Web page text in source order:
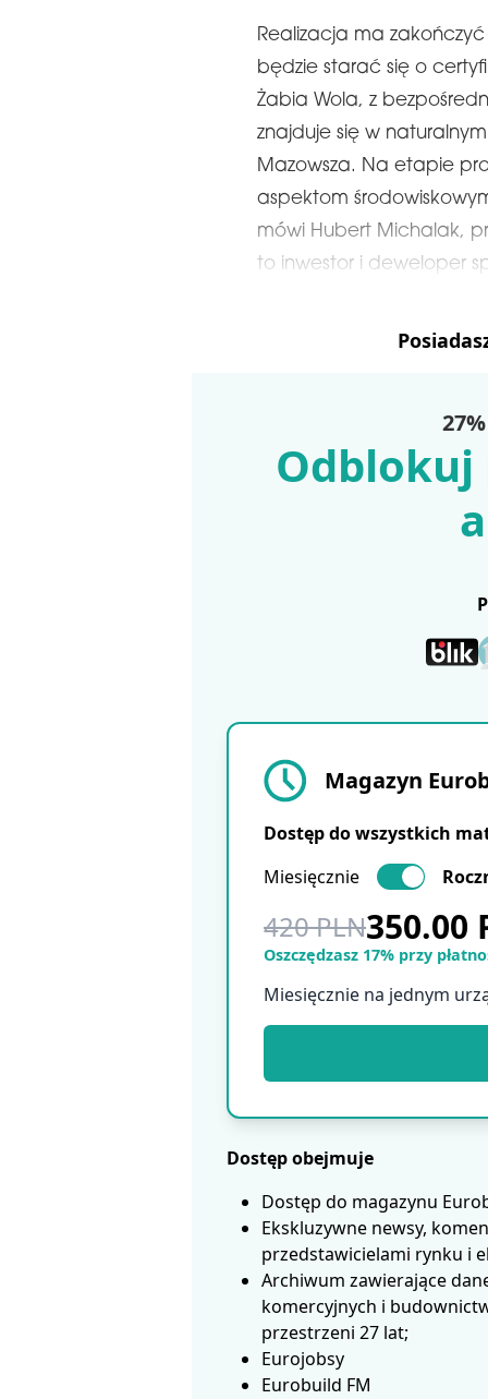
Realizacja ma
będzie starać się o
Żabia Wola, z
znajduje się w
Mazowsza. Na etapie
aspektom
mówi Hubert Michalak,
to inwestor i deweloper
Odblokuj
Magazyn
Dostęp do wszystkich
Miesięcznie
420 PLN350.00
Oszczędzasz 17% przy
Miesięcznie na jednym
Dostęp obejmuje
Dostęp do magazynu
Ekskluzywne newsy,
przedstawicielami rynku i
Archiwum zawierające
komercyjnych i
przestrzeni 27 lat;
Eurojobsy
Eurobuild FM